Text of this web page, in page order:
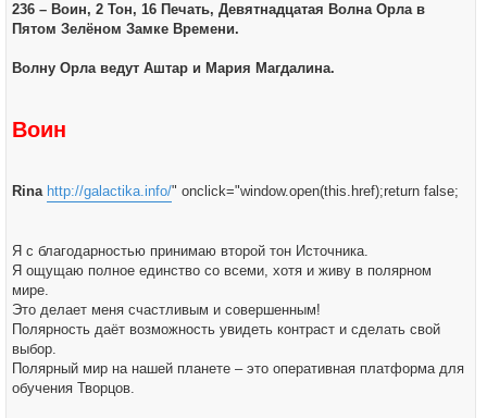
236 – Воин, 2 Тон, 16 Печать, Девятнадцатая Волна Орла в
Пятом Зелёном Замке Времени.
Волну Орла ведут Аштар и Мария Магдалина.
Воин
Rina http://galactika.info/" onclick="window.open(this.href);return false;
Я с благодарностью принимаю второй тон Источника.
Я ощущаю полное единство со всеми, хотя и живу в полярном
мире.
Это делает меня счастливым и совершенным!
Полярность даёт возможность увидеть контраст и сделать свой
выбор.
Полярный мир на нашей планете – это оперативная платформа для
обучения Творцов.